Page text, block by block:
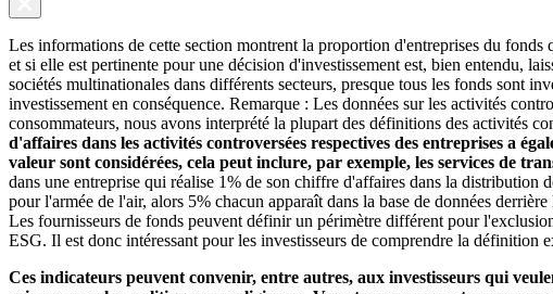
Les informations de cette section montrent la proportion d'entreprises du
et si elle est pertinente pour une décision d'investissement est, bien entendu,
sociétés multinationales dans différents secteurs, presque tous les fonds sont
investissement en conséquence. Remarque : Les données sur les activités
consommateurs, nous avons interprété la plupart des définitions des activités
d'affaires dans les activités controversées respectives des entreprises a
valeur sont considérées, cela peut inclure, par exemple, les services de
dans une entreprise qui réalise 1% de son chiffre d'affaires dans la distribution
pour l'armée de l'air, alors 5% chacun apparaît dans la base de données
Les fournisseurs de fonds peuvent définir un périmètre différent pour
ESG. Il est donc intéressant pour les investisseurs de comprendre la définition
Ces indicateurs peuvent convenir, entre autres, aux investisseurs qui